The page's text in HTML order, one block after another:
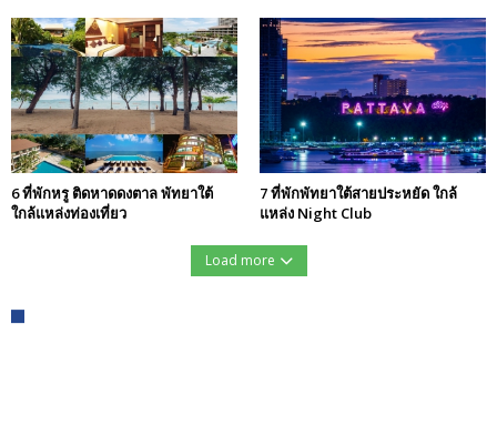
6 ที่พักหรู ติดหาดดงตาล พัทยาใต้
ใกล้แหล่งท่องเที่ยว
7 ที่พักพัทยาใต้สายประหยัด ใกล้
แหล่ง Night Club
Load more